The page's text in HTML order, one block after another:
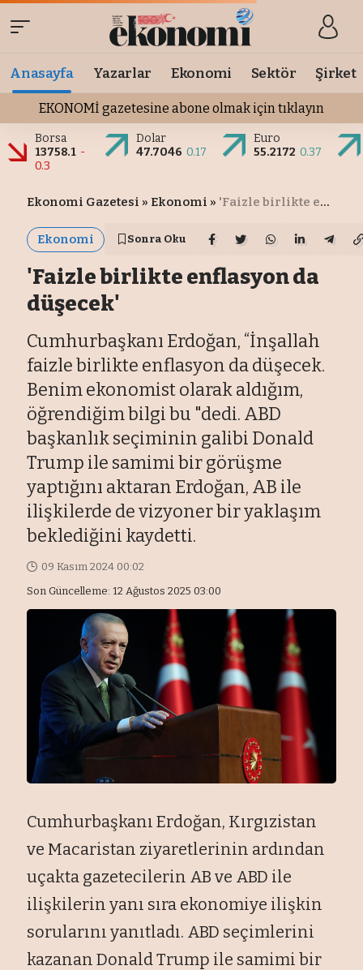
Anasayfa Yazarlar Ekonomi Sektör Şirket
EKONOMİ gazetesine abone olmak için tıklayın
Borsa
13758.1 -
0.3
Dolar
47.7046 0.17
Euro
55.2172 0.37
Ekonomi Gazetesi » Ekonomi » 'Faizle birlikte enflasyon da düşecek'
Ekonomi Sonra Oku
'Faizle birlikte enflasyon da
düşecek'
Cumhurbaşkanı Erdoğan, “İnşallah
faizle birlikte enflasyon da düşecek.
Benim ekonomist olarak aldığım,
öğrendiğim bilgi bu "dedi. ABD
başkanlık seçiminin galibi Donald
Trump ile samimi bir görüşme
yaptığını aktaran Erdoğan, AB ile
ilişkilerde de vizyoner bir yaklaşım
beklediğini kaydetti.
Son Güncelleme: 12 Ağustos 2025 03:00
09 Kasım 2024 00:02
Cumhurbaşkanı Erdoğan, Kırgızistan
ve Macaristan ziyaretlerinin ardından
uçakta gazetecilerin AB ve ABD ile
ilişkilerin yanı sıra ekonomiye ilişkin
sorularını yanıtladı. ABD seçimlerini
kazanan Donald Trump ile samimi bir